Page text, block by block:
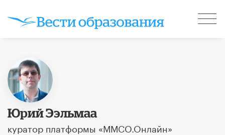
Юрий Ээльмаа
куратор платформы «ММСО.Онлайн»